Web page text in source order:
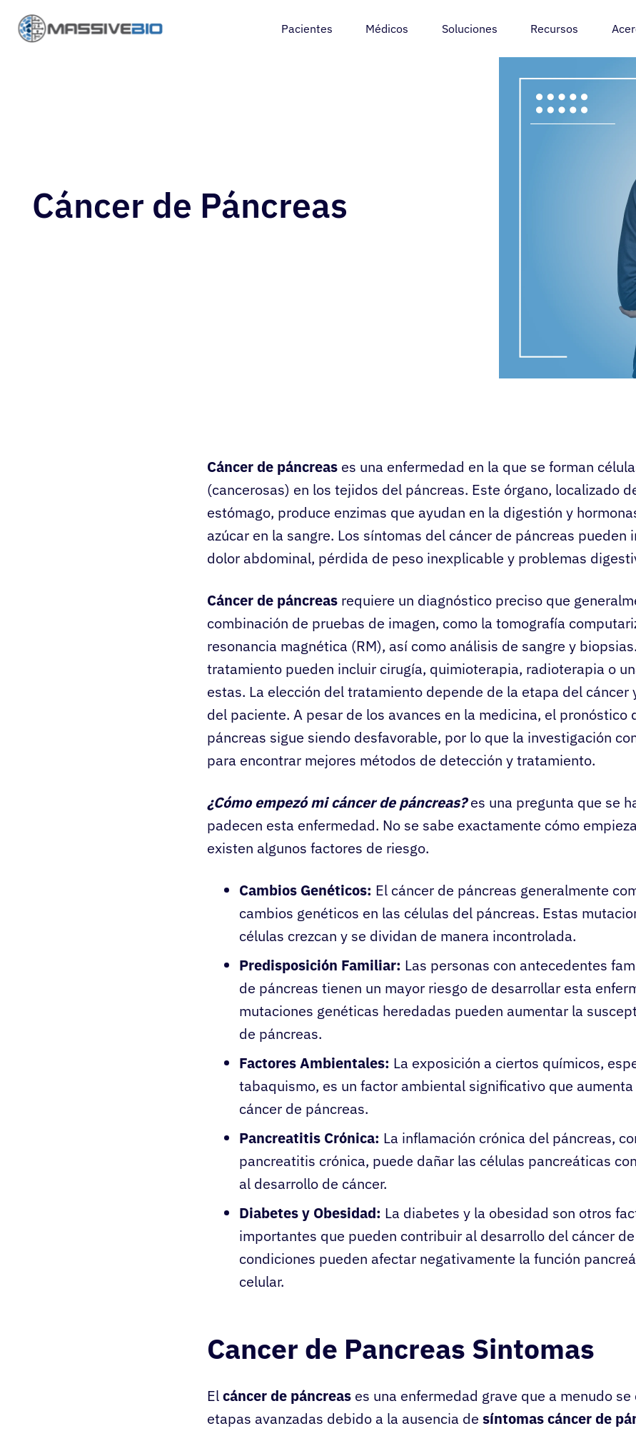
Pacientes Médicos Soluciones Recursos
Cáncer de Páncreas
Cáncer de páncreas es una enfermedad en la que se forman
(cancerosas) en los tejidos del páncreas. Este órgano, localizado
estómago, produce enzimas que ayudan en la digestión y
azúcar en la sangre. Los síntomas del cáncer de páncreas pueden
dolor abdominal, pérdida de peso inexplicable y problemas
Cáncer de páncreas requiere un diagnóstico preciso que
combinación de pruebas de imagen, como la tomografía
resonancia magnética (RM), así como análisis de sangre y
tratamiento pueden incluir cirugía, quimioterapia, radioterapia o
estas. La elección del tratamiento depende de la etapa del cáncer
del paciente. A pesar de los avances en la medicina, el pronóstico
páncreas sigue siendo desfavorable, por lo que la investigación
para encontrar mejores métodos de detección y tratamiento.
¿Cómo empezó mi cáncer de páncreas?es una pregunta que se
padecen esta enfermedad. No se sabe exactamente cómo
existen algunos factores de riesgo.
Cambios Genéticos: El cáncer de páncreas generalmente
cambios genéticos en las células del páncreas. Estas
células crezcan y se dividan de manera incontrolada.
Predisposición Familiar: Las personas con antecedentes
de páncreas tienen un mayor riesgo de desarrollar esta
mutaciones genéticas heredadas pueden aumentar la
de páncreas.
Factores Ambientales: La exposición a ciertos químicos,
tabaquismo, es un factor ambiental significativo que
cáncer de páncreas.
Pancreatitis Crónica: La inflamación crónica del páncreas,
pancreatitis crónica, puede dañar las células pancreáticas
al desarrollo de cáncer.
Diabetes y Obesidad: La diabetes y la obesidad son otros
importantes que pueden contribuir al desarrollo del cáncer
condiciones pueden afectar negativamente la función
celular.
Cancer de Pancreas Sintomas
Elcáncer de páncreas es una enfermedad grave que a menudo
etapas avanzadas debido a la ausencia de síntomas cáncer de